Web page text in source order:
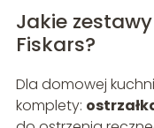
Jakie
Fiskars?
Dla domowej
komplety: